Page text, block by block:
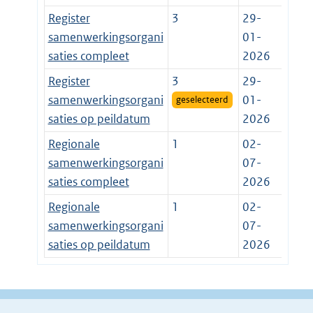
Register
samenwerkingsorgani
saties compleet
3
29-
01-
2026
Register
samenwerkingsorgani
saties op peildatum
3
geselecteerd
29-
01-
2026
Regionale
samenwerkingsorgani
saties compleet
1
02-
07-
2026
Regionale
samenwerkingsorgani
saties op peildatum
1
02-
07-
2026